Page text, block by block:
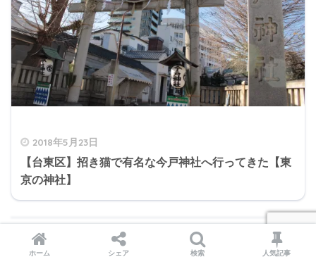
2018年5月23日
【台東区】招き猫で有名な今戸神社へ行ってきた【東
京の神社】
ホーム シェア 検索 人気記事